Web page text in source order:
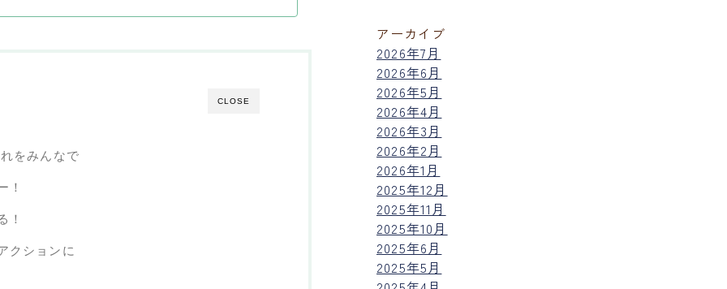
CLOSE
をみんなで
！
！
クションに
アーカイブ
2026年7月
2026年6月
2026年5月
2026年4月
2026年3月
2026年2月
2026年1月
2025年12月
2025年11月
2025年10月
2025年6月
2025年5月